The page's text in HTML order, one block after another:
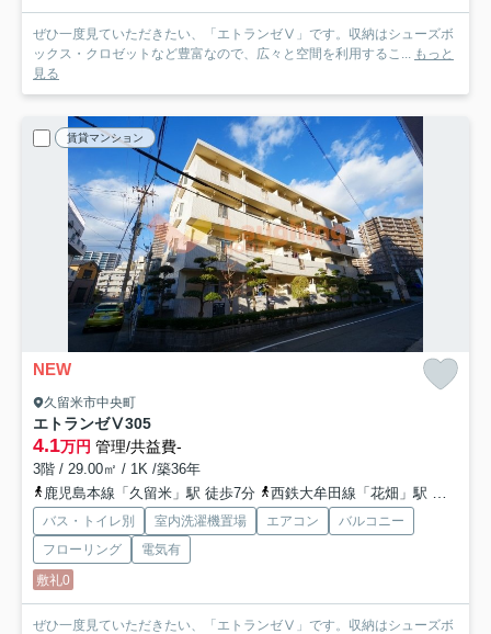
ぜひ一度見ていただきたい、「エトランゼⅤ」です。収納はシューズボ
ックス・クロゼットなど豊富なので、広々と空間を利用するこ... もっと
見る
賃貸マンション
NEW
久留米市中央町
エトランゼⅤ305
4.1万円 管理/共益費-
3階 / 29.00㎡ / 1K /築36年
鹿児島本線「久留米」駅 徒歩7分
西鉄大牟田線「花畑」駅 徒歩24分
バス・トイレ別 室内洗濯機置場 エアコン
バルコニー
フローリング
電気有
敷礼0
ぜひ一度見ていただきたい、「エトランゼⅤ」です。収納はシューズボ